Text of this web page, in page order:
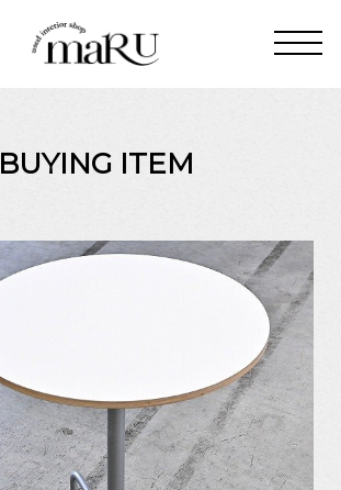
BUYING ITEM